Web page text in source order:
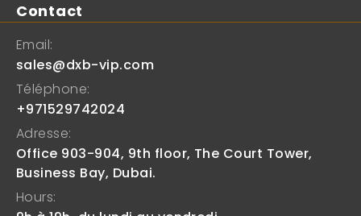
Contact
Email:
sales@dxb-vip.com
Téléphone:
+971529742024
Adresse:
Office 903-904, 9th floor, The Court Tower,
Business Bay, Dubai.
Hours: